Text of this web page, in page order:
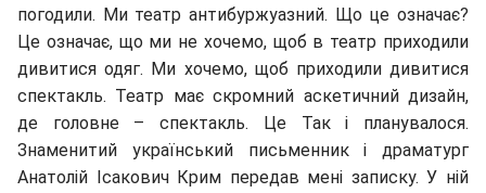
погодили. Ми театр антибуржуазний. Що це означає?
Це означає, що ми не хочемо, щоб в театр приходили
дивитися одяг. Ми хочемо, щоб приходили дивитися
спектакль. Театр має скромний аскетичний дизайн,
де головне – спектакль. Це Так і планувалося.
Знаменитий український письменник і драматург
Анатолій Ісакович Крим передав мені записку. У ній